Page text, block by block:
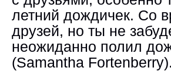
летний дождичек. Со
друзей, но ты не
неожиданно полил
(Samantha Fortenberry).